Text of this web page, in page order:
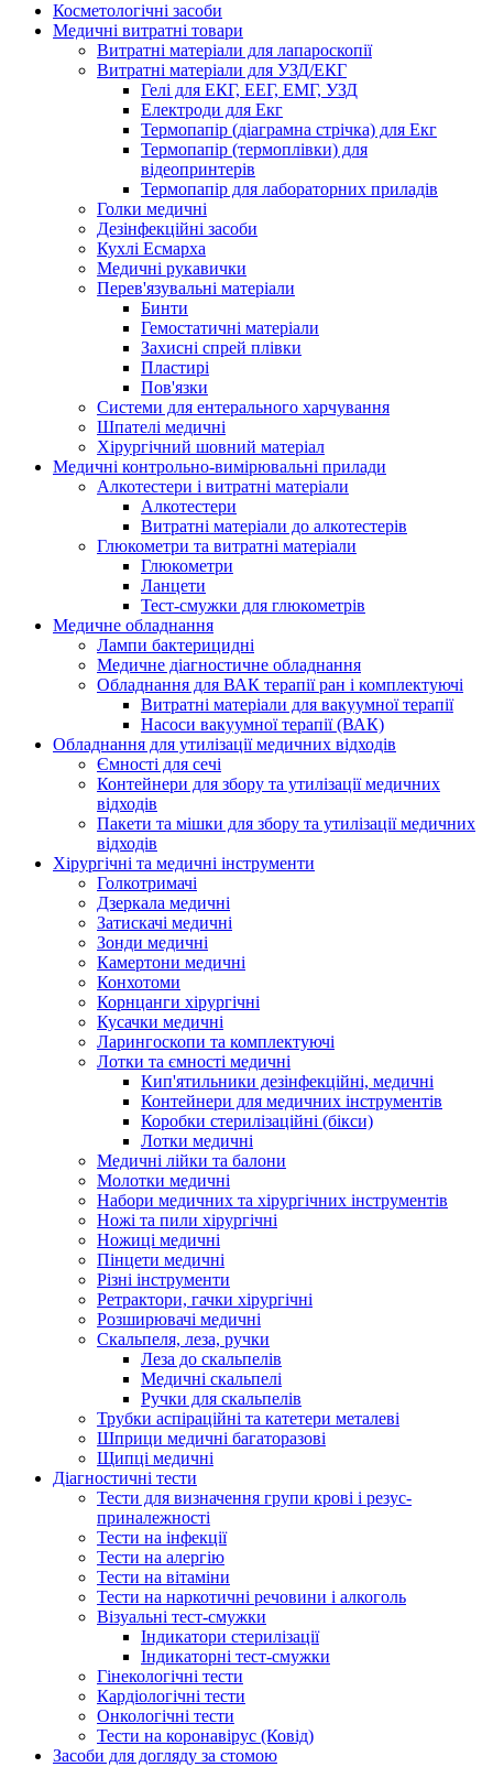
Косметологічні засоби
Медичні витратні товари
Витратні матеріали для лапароскопії
Витратні матеріали для УЗД/ЕКГ
Гелі для ЕКГ, ЕЕГ, ЕМГ, УЗД
Електроди для Екг
Термопапір (діаграмна стрічка) для Екг
Термопапір (термоплівки) для
відеопринтерів
Термопапір для лабораторних приладів
Голки медичні
Дезінфекційні засоби
Кухлі Есмарха
Медичні рукавички
Перев'язувальні матеріали
Бинти
Гемостатичні матеріали
Захисні спрей плівки
Пластирі
Пов'язки
Системи для ентерального харчування
Шпателі медичні
Хірургічний шовний матеріал
Медичні контрольно-вимірювальні прилади
Алкотестери і витратні матеріали
Алкотестери
Витратні матеріали до алкотестерів
Глюкометри та витратні матеріали
Глюкометри
Ланцети
Тест-смужки для глюкометрів
Медичне обладнання
Лампи бактерицидні
Медичне діагностичне обладнання
Обладнання для ВАК терапії ран і комплектуючі
Витратні матеріали для вакуумної терапії
Насоси вакуумної терапії (ВАК)
Обладнання для утилізації медичних відходів
Ємності для сечі
Контейнери для збору та утилізації медичних
відходів
Пакети та мішки для збору та утилізації медичних
відходів
Хірургічні та медичні інструменти
Голкотримачі
Дзеркала медичні
Затискачі медичні
Зонди медичні
Камертони медичні
Конхотоми
Корнцанги хірургічні
Кусачки медичні
Ларингоскопи та комплектуючі
Лотки та ємності медичні
Кип'ятильники дезінфекційні, медичні
Контейнери для медичних інструментів
Коробки стерилізаційні (бікси)
Лотки медичні
Медичні лійки та балони
Молотки медичні
Набори медичних та хірургічних інструментів
Ножі та пили хірургічні
Ножиці медичні
Пінцети медичні
Різні інструменти
Ретрактори, гачки хірургічні
Розширювачі медичні
Скальпеля, леза, ручки
Леза до скальпелів
Медичні скальпелі
Ручки для скальпелів
Трубки аспіраційні та катетери металеві
Шприци медичні багаторазові
Щипці медичні
Діагностичні тести
Тести для визначення групи крові і резус-
приналежності
Тести на інфекції
Тести на алергію
Тести на вітаміни
Тести на наркотичні речовини і алкоголь
Візуальні тест-смужки
Індикатори стерилізації
Індикаторні тест-смужки
Гінекологічні тести
Кардіологічні тести
Онкологічні тести
Тести на коронавірус (Ковід)
Засоби для догляду за стомою